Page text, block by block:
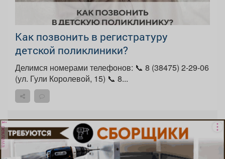
Как позвонить в регистратуру
детской поликлиники?
Делимся номерами телефонов: 📞 8 (38475) 2-29-06
(ул. Гули Королевой, 15) 📞 8...
реклама